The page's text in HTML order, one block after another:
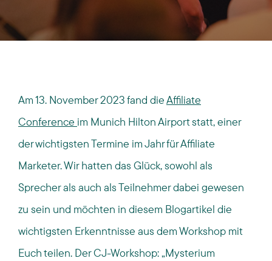
Am 13. November 2023 fand dieAffiliate
Conference im Munich Hilton Airport statt, einer
der wichtigsten Termine im Jahr für Affiliate
Marketer. Wir hatten das Glück, sowohl als
Sprecher als auch als Teilnehmer dabei gewesen
zu sein und möchten in diesem Blogartikel die
wichtigsten Erkenntnisse aus dem Workshop mit
Euch teilen. Der CJ-Workshop: „Mysterium